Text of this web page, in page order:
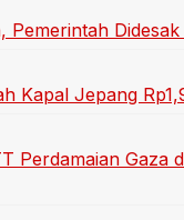
Pemerintah
Kapal Jepang
Perdamaian Gaza